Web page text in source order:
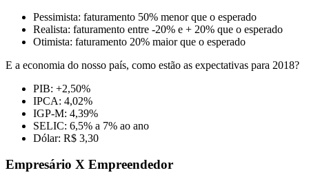
Pessimista: faturamento 50% menor que o esperado
Realista: faturamento entre -20% e + 20% que o esperado
Otimista: faturamento 20% maior que o esperado
E a economia do nosso país, como estão as expectativas para 2018?
PIB: +2,50%
IPCA: 4,02%
IGP-M: 4,39%
SELIC: 6,5% a 7% ao ano
Dólar: R$ 3,30
Empresário X Empreendedor